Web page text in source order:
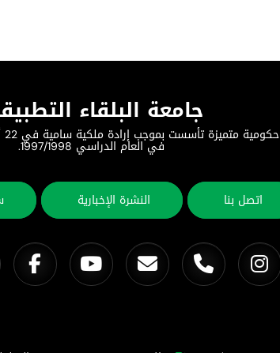
جامعة البلقاء
في العام الدراسي 1997/1998.
اتصل بنا النشرة الإخبارية